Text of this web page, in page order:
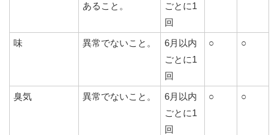
あること。
ごとに1
回
味 異常でないこと。
6月以内
ごとに1
回
○ ○
臭気 異常でないこと。
6月以内
ごとに1
回
○ ○